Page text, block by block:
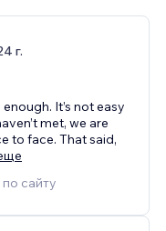
г.
It’s not easy
met, we are
to face. That said,
сайту